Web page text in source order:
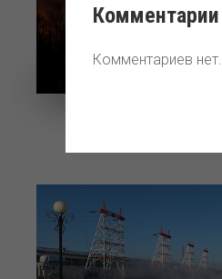
Комментарии
Комментариев нет.